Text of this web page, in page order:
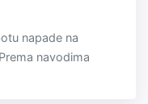
napade na
navodima